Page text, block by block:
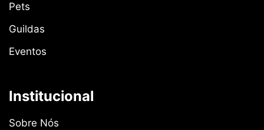
Pets
Guildas
Eventos
Institucional
Sobre Nós